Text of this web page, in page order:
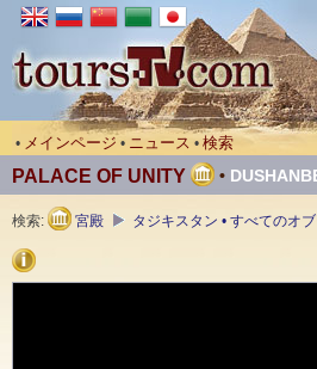
• メインページ • ニュース • 検索
PALACE OF UNITY •
検索: 宮殿 タジキスタン • すべてのオ